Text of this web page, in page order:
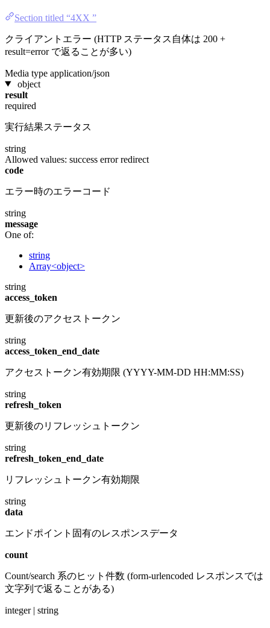
Section titled “4XX ”
クライアントエラー (HTTP ステータス自体は 200 +
result=error で返ることが多い)
Media type application/json
object
result
required
実行結果ステータス
string
Allowed values: success errorredirect
code
エラー時のエラーコード
string
message
One of:
string
Array<object>
string
access_token
更新後のアクセストークン
string
access_token_end_date
アクセストークン有効期限 (YYYY-MM-DD HH:MM:SS)
string
refresh_token
更新後のリフレッシュトークン
string
refresh_token_end_date
リフレッシュトークン有効期限
string
data
エンドポイント固有のレスポンスデータ
count
Count/search 系のヒット件数 (form-urlencoded レスポンスでは
文字列で返ることがある)
integer | string